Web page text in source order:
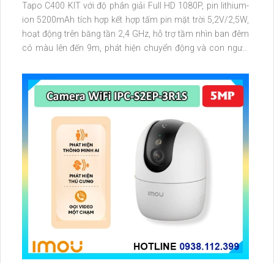
Tapo C400 KIT với độ phân giải Full HD 1080P, pin lithium-
ion 5200mAh tích hợp kết hợp tấm pin mặt trời 5,2V/2,5W,
hoạt động trên băng tần 2,4 GHz, hỗ trợ tầm nhìn ban đêm
có màu lên đến 9m, phát hiện chuyển động và con người
512GB